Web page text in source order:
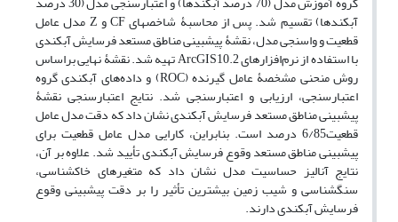
آبکند‏ها) تقسیم شد. پس از محاسبۀ شاخص‏های CF و Z مدل عامل
قطعیت و واسنجی مدل، نقشۀ پیش‏بینی مناطق مستعد فرسایش آبکندی
با استفاده از نرم‌افزارهای ArcGIS10.2 تهیه شد. نقشۀ نهایی براساس
روش منحنی مشخصۀ عامل گیرنده (ROC) و داده‌های آبکندی گروه
اعتبارسنجی، ارزیابی و اعتبارسنجی شد. نتایج اعتبارسنجی نقشۀ
پیش‏بینی مناطق مستعد فرسایش آبکندی نشان داد که دقت مدل عامل
قطعیت6/85 درصد است. بنابراین، کارایی مدل عامل قطعیت برای
پیش‏بینی مناطق مستعد وقوع فرسایش آبکندی تأیید شد. علاوه بر آن،
نتایج آنالیز حساسیت مدل نشان داد که متغیرهای خاک‏شناسی،
سنگ‏شناسی و شیب زمین بیشترین تأثیر را بر دقت پیش‏بینی وقوع
فرسایش آبکندی دارند.